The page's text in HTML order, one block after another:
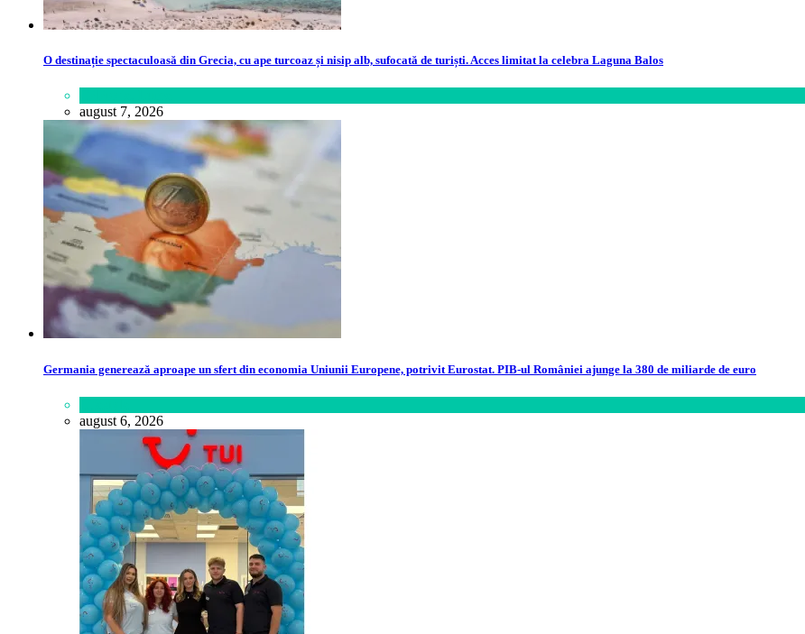
O destinație spectaculoasă din Grecia, cu ape turcoaz și nisip alb, sufocată de turiști. Acces limitat la celebra Laguna Balos
august 7, 2026
Germania generează aproape un sfert din economia Uniunii Europene, potrivit Eurostat. PIB-ul României ajunge la 380 de miliarde de euro
august 6, 2026